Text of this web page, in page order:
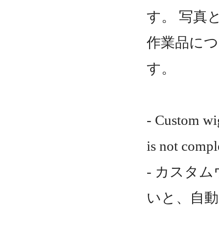
す。 写真
作業品に
す。
- Custom
is not
- カスタム
いと、自